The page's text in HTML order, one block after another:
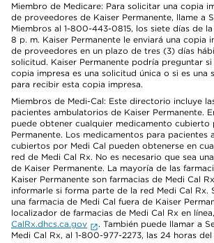
Miembro de Medicare: Para solicitar una copia
de proveedores de Kaiser Permanente, llame a
Miembros al 1-800-443-0815, los siete días de
8 p. m. Kaiser Permanente le enviará una copia
de proveedores en un plazo de tres (3) días
solicitud. Kaiser Permanente podría preguntar
copia impresa es una solicitud única o si es una
para recibir esta copia impresa.
Miembros de Medi-Cal: Este directorio incluye
pacientes ambulatorios de Kaiser Permanente.
puede obtener cualquier medicamento cubierto
Permanente. Los medicamentos para pacientes
cubiertos por Medi Cal pueden obtenerse en
red de Medi Cal Rx. No es necesario que sea
de Kaiser Permanente. La mayoría de las
Kaiser Permanente son farmacias de Medi Cal
informarle si forma parte de la red Medi Cal Rx.
una farmacia de Medi Cal fuera de Kaiser
localizador de farmacias de Medi Cal Rx en
CalRx.dhcs.ca.gov
. También puede llamar a
Medi Cal Rx, al 1-800-977-2273, las 24 horas